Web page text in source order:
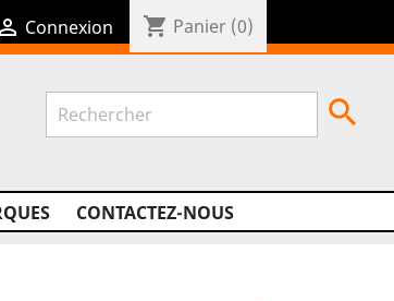
 Connexion shopping_cart Panier (0)
CONTACTEZ-NOUS
